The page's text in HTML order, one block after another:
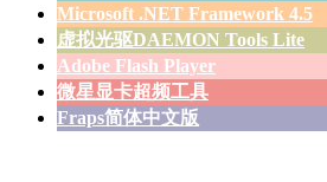
Microsoft .NET Framework 4.5
虚拟光驱DAEMON Tools Lite
Adobe Flash Player
微星显卡超频工具
Fraps简体中文版